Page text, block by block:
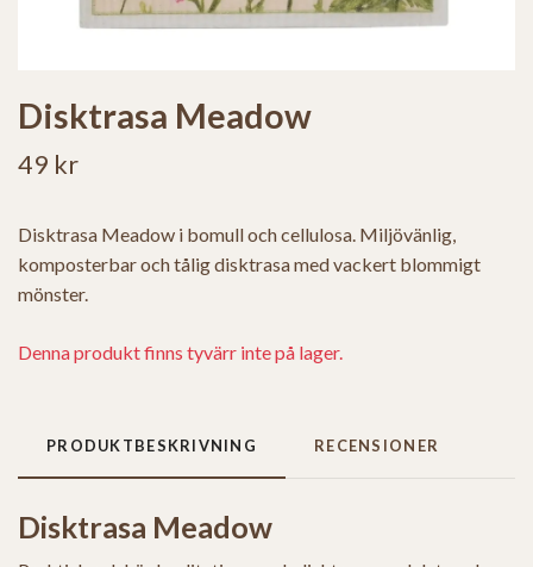
Disktrasa Meadow
49 kr
Disktrasa Meadow i bomull och cellulosa. Miljövänlig,
komposterbar och tålig disktrasa med vackert blommigt
mönster.
Denna produkt finns tyvärr inte på lager.
PRODUKTBESKRIVNING RECENSIONER
Disktrasa Meadow